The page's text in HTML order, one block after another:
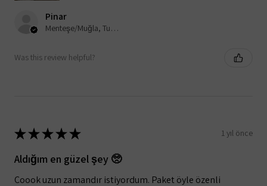
Pinar
Menteşe/Muğla, Turkey
Was this review helpful?
★★★★★ 1 yıl önce
Aldığım en güzel şey 🥺
Çoook uzun zamandır istiyordum. Paket öyle özenli